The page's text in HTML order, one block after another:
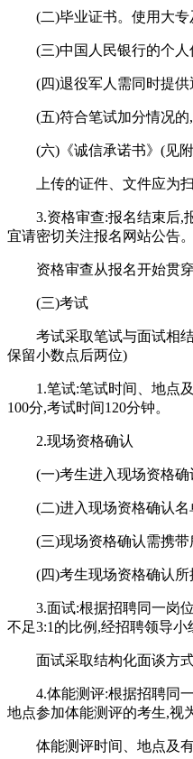
(二)毕业证书。使用大
(三)中国人民银行的个人
(四)退役军人需同时提供
(五)符合笔试加分情况
(六)《诚信承诺书》(见
上传的证件、文件应为
3.资格审查:报名结束后,
宜请密切关注报名网站公告。
资格审查从报名开始贯
(三)考试
考试采取笔试与面试相
保留小数点后两位)
1.笔试:笔试时间、地点
100分,考试时间120分钟。
2.现场资格确认
(一)考生进入现场资格
(二)进入现场资格确认
(三)现场资格确认需携
(四)考生现场资格确认
3.面试:根据招聘同一岗
不足3:1的比例,经招聘领导
面试采取结构化面谈方
4.体能测评:根据招聘同
地点参加体能测评的考生,视
体能测评时间、地点及